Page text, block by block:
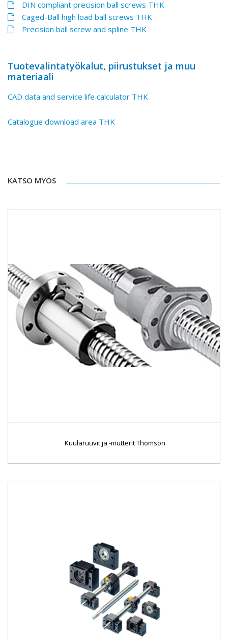
DIN compliant precision ball screws THK
Caged-Ball high load ball screws THK
Precision ball screw and spline THK
Tuotevalintatyökalut, piirustukset ja muu
materiaali
CAD data and service life calculator THK
Catalogue download area THK
KATSO MYÖS
Kuularuuvit ja -mutterit Thomson